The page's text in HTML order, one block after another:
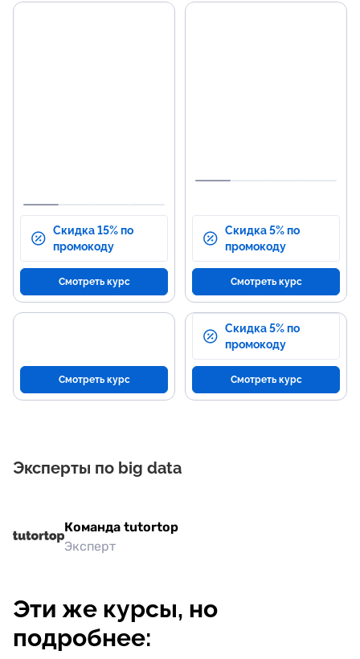
нейросетями.
Скидка 15% по
промокоду
Смотреть курс
Скидка 5% по
промокоду
Смотреть курс
Смотреть курс
Скидка 5% по
промокоду
Смотреть курс
Эксперты по big data
Команда tutortop
Эксперт
Эти же курсы, но
подробнее: